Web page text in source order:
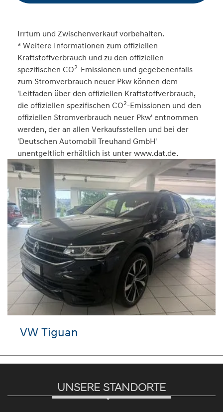
Irrtum und Zwischenverkauf vorbehalten.
* Weitere Informationen zum offiziellen
Kraftstoffverbrauch und zu den offiziellen
spezifischen CO2-Emissionen und gegebenenfalls
zum Stromverbrauch neuer Pkw können dem
'Leitfaden über den offiziellen Kraftstoffverbrauch,
die offiziellen spezifischen CO2-Emissionen und den
offiziellen Stromverbrauch neuer Pkw' entnommen
werden, der an allen Verkaufsstellen und bei der
'Deutschen Automobil Treuhand GmbH'
unentgeltlich erhältlich ist unter www.dat.de.
VW Tiguan
UNSERE STANDORTE